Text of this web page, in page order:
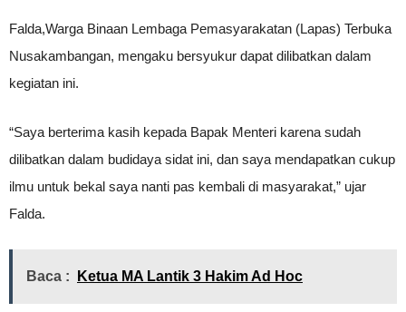
Falda,Warga Binaan Lembaga Pemasyarakatan (Lapas) Terbuka
Nusakambangan, mengaku bersyukur dapat dilibatkan dalam
kegiatan ini.
“Saya berterima kasih kepada Bapak Menteri karena sudah
dilibatkan dalam budidaya sidat ini, dan saya mendapatkan cukup
ilmu untuk bekal saya nanti pas kembali di masyarakat,” ujar
Falda.
Baca : Ketua MA Lantik 3 Hakim Ad Hoc